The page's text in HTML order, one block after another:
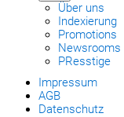
Über uns
Indexierung
Promotions
Newsrooms
PResstige
Impressum
AGB
Datenschutz